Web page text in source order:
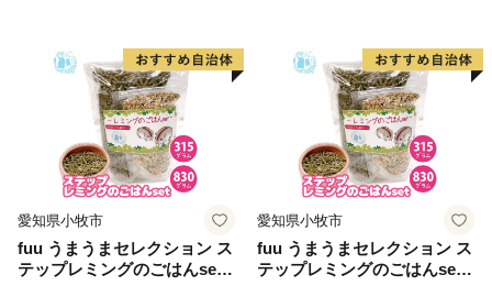
愛知県小牧市
fuu うまうまセレクション ス
テップレミングのごはんset
愛知県小牧市
fuu うまうまセレクション ス
テップレミングのごはんset